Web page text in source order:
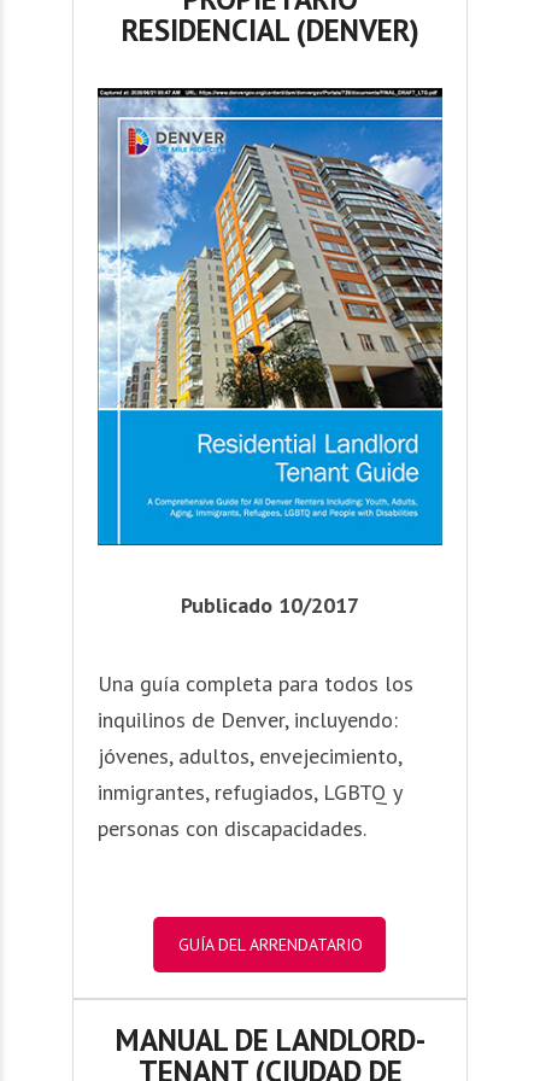
RESIDENCIAL (DENVER)
Publicado 10/2017
Una guía completa para todos los
inquilinos de Denver, incluyendo:
jóvenes, adultos, envejecimiento,
inmigrantes, refugiados, LGBTQ y
personas con discapacidades.
GUÍA DEL ARRENDATARIO
MANUAL DE LANDLORD-
TENANT (CIUDAD DE